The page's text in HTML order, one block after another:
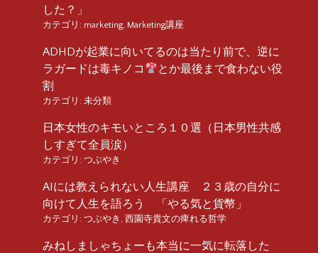
した？」
カテゴリ: marketing Marketing講座
ADHDが起業に向いてるのは当たり前で、逆に
ラガードは毒キノコ
とか最後まで食わない役
割
カテゴリ: 未分類
日本女性のキモいところ１０選（日本男性共感
しすぎて全員涙）
カテゴリ: つぶやき
AIには教えられない人生講座 ２３歳の自分に
向けて人生を語ろう 「やる気と貨幣」
カテゴリ: つぶやき 西園寺貴文の痺れる哲学
みねしましゃちょーも本当に一気に転落した